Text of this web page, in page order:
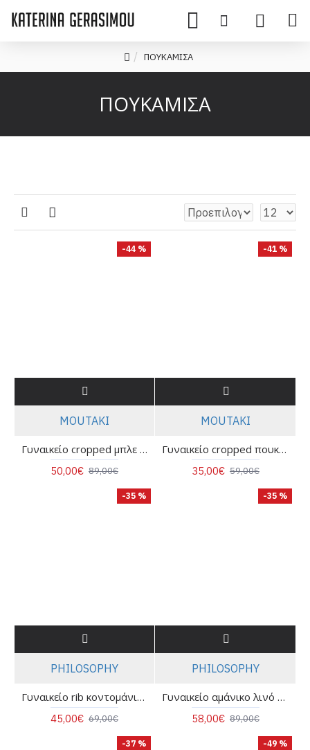
ΠΟΥΚΑΜΙΣΑ
ΠΟΥΚΑΜΙΣΑ
-44 %
MOUTAKI
Γυναικείο cropped μπλε πουκάμισο με print - Moutaki 26.09.01
50,00€ 89,00€
-41 %
MOUTAKI
Γυναικείο cropped πουκάμισο ποπλίνα - Moutaki 26.09.19
35,00€ 59,00€
-35 %
PHILOSOPHY
Γυναικείο rib κοντομάνικο πουκάμισο - Philosophy SH77267
45,00€ 69,00€
-35 %
PHILOSOPHY
Γυναικείο αμάνικο λινό πουκάμισο - Philosophy SH77269
58,00€ 89,00€
-37 % -49 %